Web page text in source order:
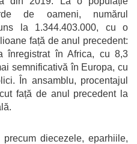
de oameni, numărul
la 1.344.403.000, cu o
față de anul precedent:
înregistrat în Africa, cu 8,3
semnificativă în Europa, cu
În ansamblu, procentajul
față de anul precedent la
diecezele, eparhiile,